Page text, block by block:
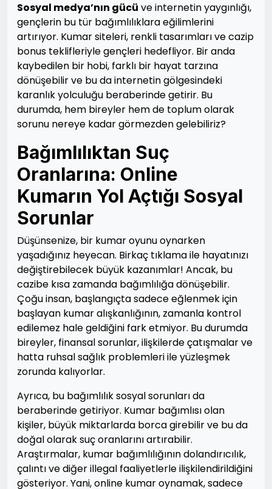
Sosyal medya’nın gücü ve internetin yaygınlığı,
gençlerin bu tür bağımlılıklara eğilimlerini
artırıyor. Kumar siteleri, renkli tasarımları ve cazip
bonus teklifleriyle gençleri hedefliyor. Bir anda
kaybedilen bir hobi, farklı bir hayat tarzına
dönüşebilir ve bu da internetin gölgesindeki
karanlık yolculuğu beraberinde getirir. Bu
durumda, hem bireyler hem de toplum olarak
sorunu nereye kadar görmezden gelebiliriz?
Bağımlılıktan Suç
Oranlarına: Online
Kumarın Yol Açtığı Sosyal
Sorunlar
Düşünsenize, bir kumar oyunu oynarken
yaşadığınız heyecan. Birkaç tıklama ile hayatınızı
değiştirebilecek büyük kazanımlar! Ancak, bu
cazibe kısa zamanda bağımlılığa dönüşebilir.
Çoğu insan, başlangıçta sadece eğlenmek için
başlayan kumar alışkanlığının, zamanla kontrol
edilemez hale geldiğini fark etmiyor. Bu durumda
bireyler, finansal sorunlar, ilişkilerde çatışmalar ve
hatta ruhsal sağlık problemleri ile yüzleşmek
zorunda kalıyorlar.
Ayrıca, bu bağımlılık sosyal sorunları da
beraberinde getiriyor. Kumar bağımlısı olan
kişiler, büyük miktarlarda borca girebilir ve bu da
doğal olarak suç oranlarını artırabilir.
Araştırmalar, kumar bağımlılığının dolandırıcılık,
çalıntı ve diğer illegal faaliyetlerle ilişkilendirildiğini
gösteriyor. Yani, online kumar oynamak, sadece